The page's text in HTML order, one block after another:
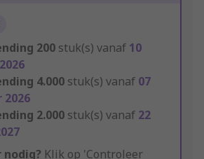
200 stuk(s) vanaf 10
4.000 stuk(s) vanaf 07
2.000 stuk(s) vanaf 22
Klik op 'Controleer